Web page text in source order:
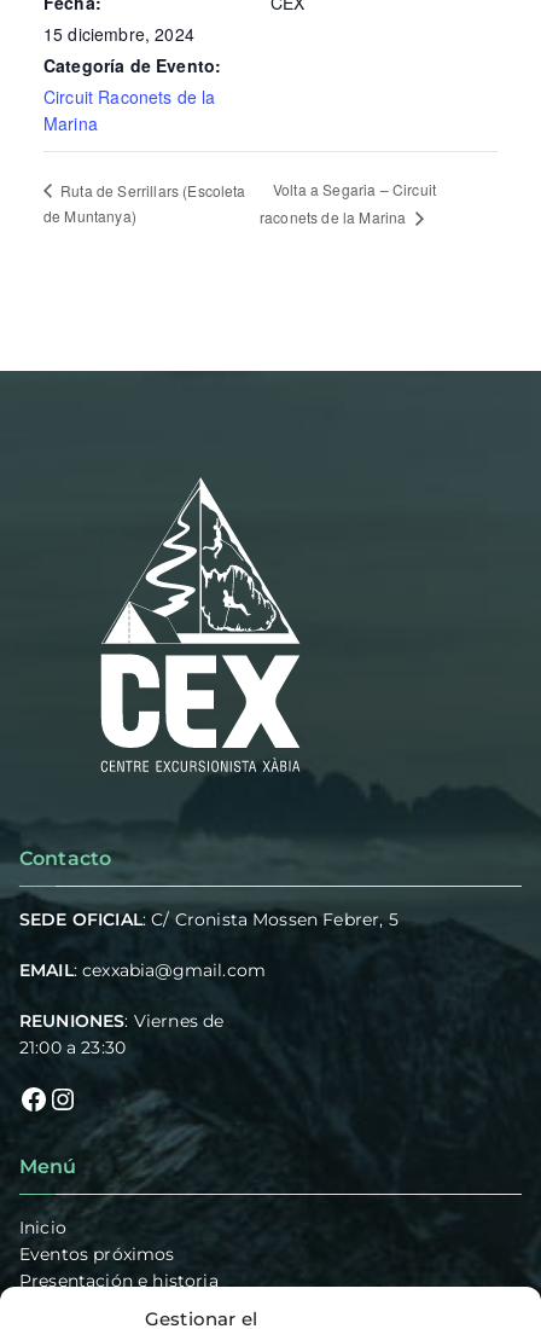
Gestionar el
15 diciembre, 2024
Categoría de Evento:
Circuit Raconets de la
Marina
Ruta de Serrillars (Escoleta
de Muntanya)
Volta a Segaria – Circuit
raconets de la Marina
Contacto
SEDE OFICIAL: C/ Cronista Mossen Febrer, 5
EMAIL:cexxabia@gmail.com
REUNIONES: Viernes de
21:00 a 23:30
Menú
Inicio
Eventos próximos
Presentación e historia